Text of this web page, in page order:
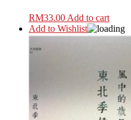
RM33.00 Add to cart
Add to Wishlist